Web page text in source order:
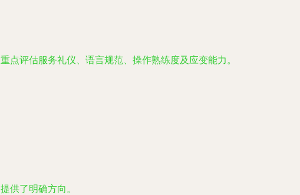
评估服务礼仪、语言规范、操作熟练度及应变能力。
供了明确方向。